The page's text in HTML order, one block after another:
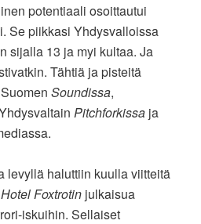
potentiaali osoittautui
Se piikkasi Yhdysvalloissa
sijalla 13 ja myi kultaa. Ja
Tähtiä ja pisteitä
Soundissa,
Pitchforkissa ja
levyllä haluttiin kuulla viitteitä
Foxtrotin julkaisua
iskuihin. Sellaiset